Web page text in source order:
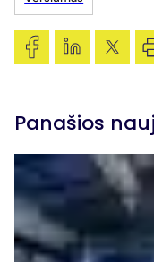
Panašios